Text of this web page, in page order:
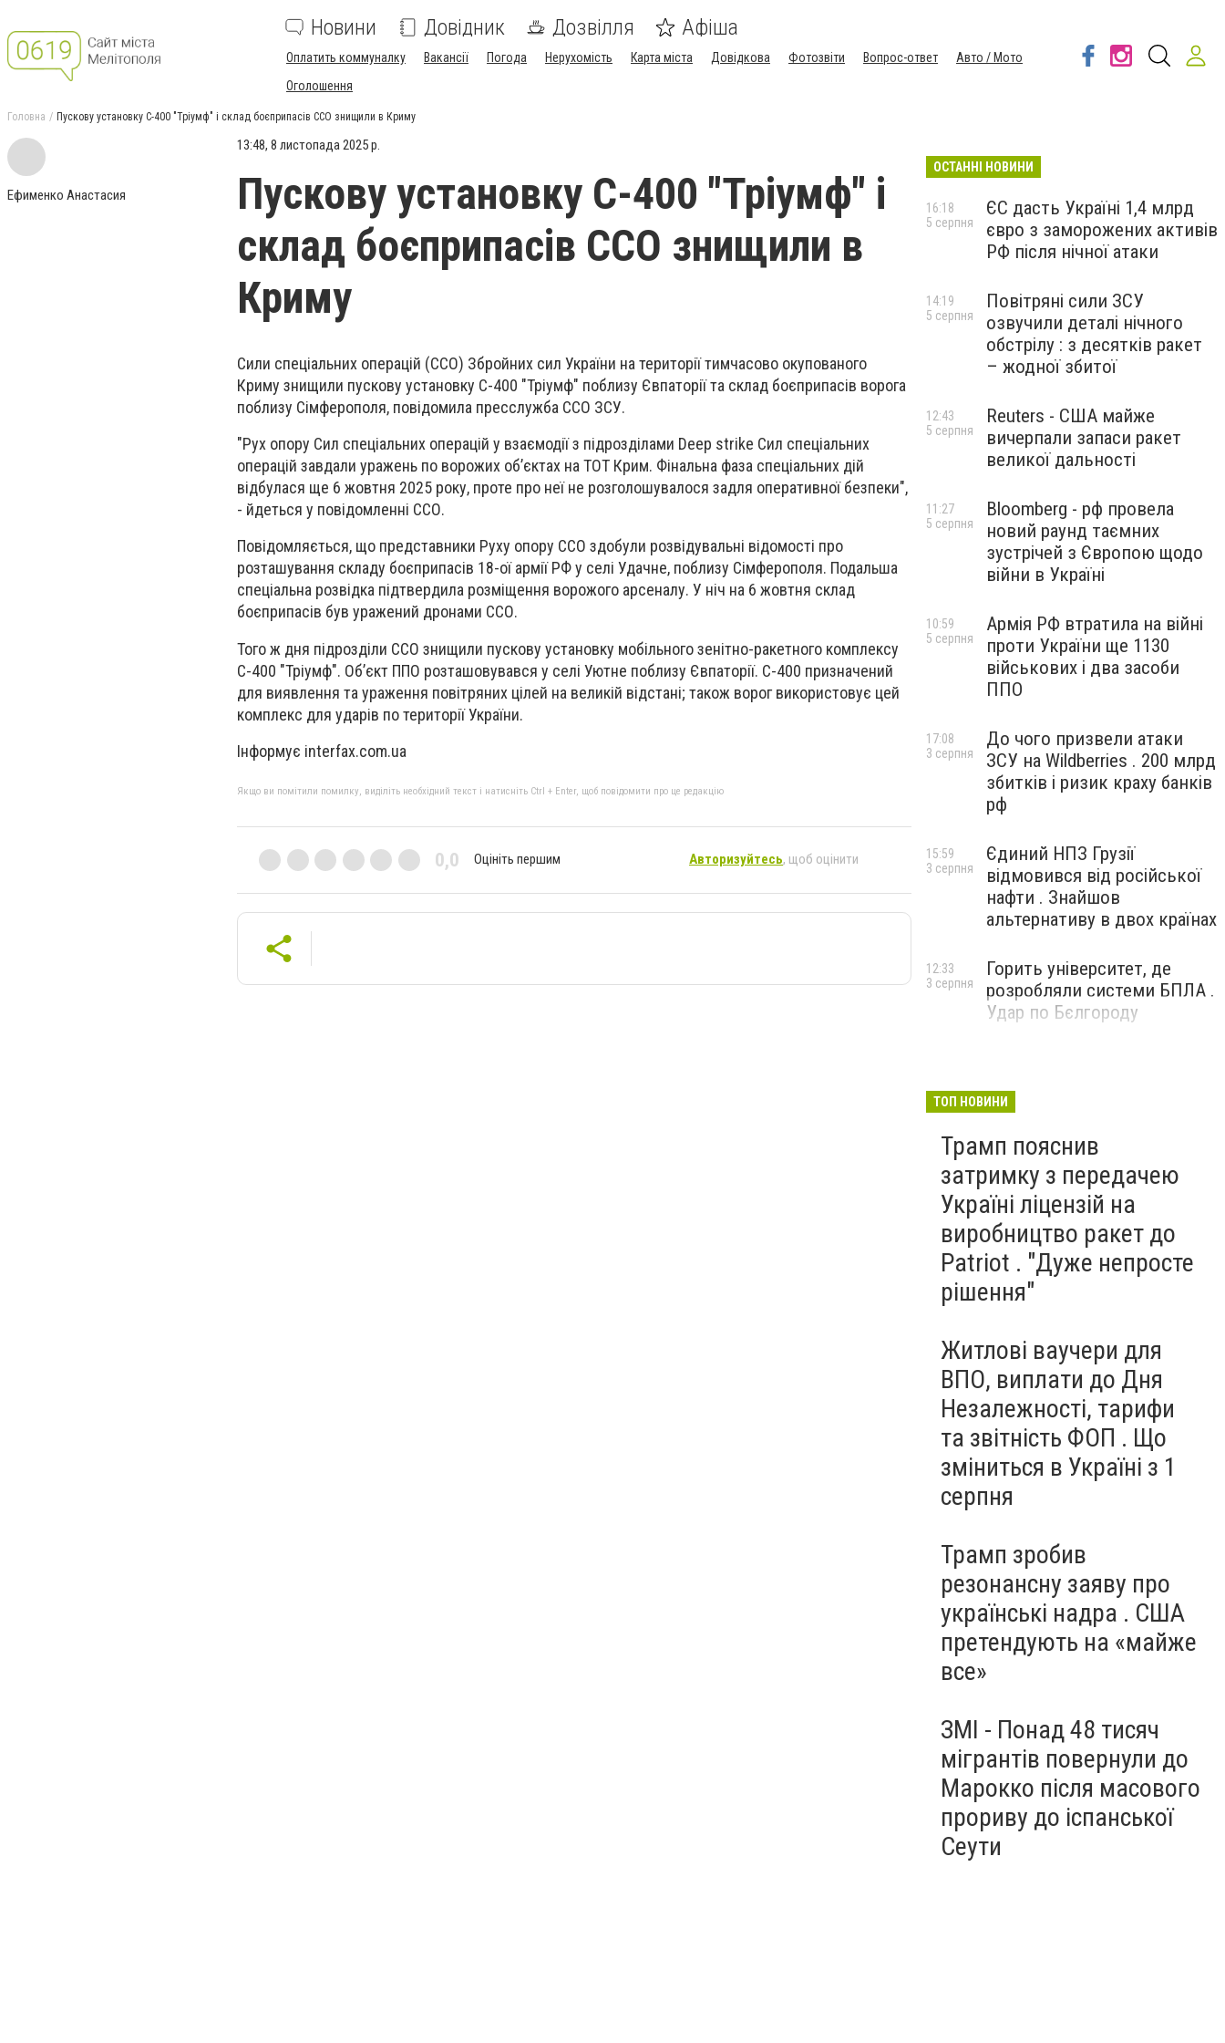
Новини Довідник Дозвілля Афіша
Оплатить коммуналку Вакансії Погода Нерухомість Карта міста Довідкова Фотозвіти Вопрос-ответ
Авто / Мото
Оголошення
Головна Пускову установку С-400 "Тріумф" і склад боєприпасів ССО знищили в Криму
Ефименко Анастасия
13:48, 8 листопада 2025 р.
Пускову установку С-400 "Тріумф" і
склад боєприпасів ССО знищили в
Криму
Сили спеціальних операцій (ССО) Збройних сил України на території тимчасово окупованого
Криму знищили пускову установку С-400 "Тріумф" поблизу Євпаторії та склад боєприпасів ворога
поблизу Сімферополя, повідомила пресслужба ССО ЗСУ.
"Рух опору Сил спеціальних операцій у взаємодії з підрозділами Deep strike Сил спеціальних
операцій завдали уражень по ворожих об’єктах на ТОТ Крим. Фінальна фаза спеціальних дій
відбулася ще 6 жовтня 2025 року, проте про неї не розголошувалося задля оперативної безпеки",
- йдеться у повідомленні ССО.
Повідомляється, що представники Руху опору ССО здобули розвідувальні відомості про
розташування складу боєприпасів 18-ої армії РФ у селі Удачне, поблизу Сімферополя. Подальша
спеціальна розвідка підтвердила розміщення ворожого арсеналу. У ніч на 6 жовтня склад
боєприпасів був уражений дронами ССО.
Того ж дня підрозділи ССО знищили пускову установку мобільного зенітно-ракетного комплексу
С-400 "Тріумф". Об’єкт ППО розташовувався у селі Уютне поблизу Євпаторії. С-400 призначений
для виявлення та ураження повітряних цілей на великій відстані; також ворог використовує цей
комплекс для ударів по території України.
Інформує interfax.com.ua
Якщо ви помітили помилку, виділіть необхідний текст і натисніть Ctrl + Enter, щоб повідомити про це редакцію
0,0 Оцініть першим Авторизуйтесь, щоб оцінити
ОСТАННІ НОВИНИ
ЄС дасть Україні 1,4 млрд
євро з заморожених активів
РФ після нічної атаки
16:18
5 серпня
Повітряні сили ЗСУ
озвучили деталі нічного
обстрілу : з десятків ракет
– жодної збитої
14:19
5 серпня
Reuters - США майже
вичерпали запаси ракет
великої дальності
12:43
5 серпня
Bloomberg - рф провела
новий раунд таємних
зустрічей з Європою щодо
війни в Україні
11:27
5 серпня
Армія РФ втратила на війні
проти України ще 1130
військових і два засоби
ППО
10:59
5 серпня
До чого призвели атаки
ЗСУ на Wildberries . 200 млрд
збитків і ризик краху банків
рф
17:08
3 серпня
Єдиний НПЗ Грузії
відмовився від російської
нафти . Знайшов
альтернативу в двох країнах
15:59
3 серпня
Горить університет, де
розробляли системи БПЛА .
Удар по Бєлгороду
12:33
3 серпня
ТОП НОВИНИ
Трамп пояснив
затримку з передачею
Україні ліцензій на
виробництво ракет до
Patriot . "Дуже непросте
рішення"
Житлові ваучери для
ВПО, виплати до Дня
Незалежності, тарифи
та звітність ФОП . Що
зміниться в Україні з 1
серпня
Трамп зробив
резонансну заяву про
українські надра . США
претендують на «майже
все»
ЗМІ - Понад 48 тисяч
мігрантів повернули до
Марокко після масового
прориву до іспанської
Сеути